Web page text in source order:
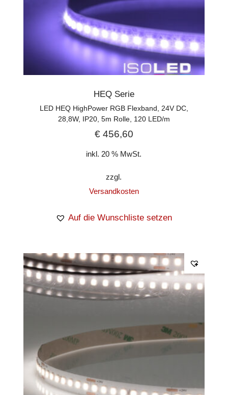
HEQ Serie
LED HEQ HighPower RGB Flexband, 24V DC,
28,8W, IP20, 5m Rolle, 120 LED/m
€456,60
inkl. 20 % MwSt.
zzgl.
Versandkosten
Auf die Wunschliste setzen